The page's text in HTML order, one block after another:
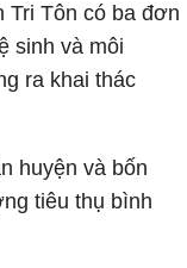
Tri Tôn có ba đơn
sinh và môi
ra khai thác
huyện và bốn
tiêu thụ bình